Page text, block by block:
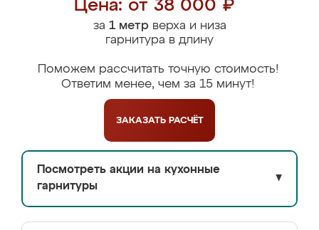
Цена: от 38 000 ₽
за 1 метрверха и низа
гарнитура в длину
Поможем рассчитать точную стоимость!
Ответим менее, чем за 15 минут!
ЗАКАЗАТЬ РАСЧЁТ
Посмотреть акции на кухонные
гарнитуры
▼